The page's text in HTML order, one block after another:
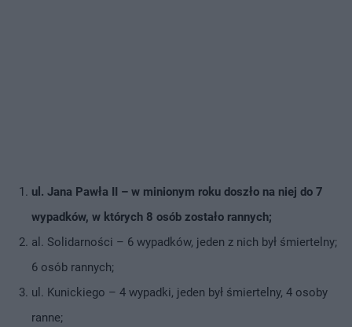
ul. Jana Pawła II – w minionym roku doszło na niej do 7
wypadków, w których 8 osób zostało rannych;
al. Solidarności – 6 wypadków, jeden z nich był śmiertelny;
6 osób rannych;
ul. Kunickiego – 4 wypadki, jeden był śmiertelny, 4 osoby
ranne;